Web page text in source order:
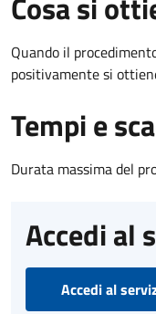
Quando il
positivamente si
Tempi e
Durata massima del
Accedi al
Accedi al